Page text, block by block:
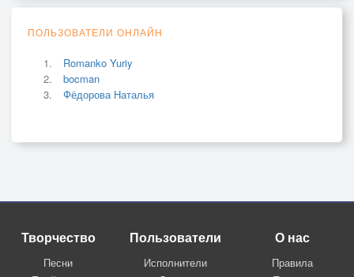
ПОЛЬЗОВАТЕЛИ ОНЛАЙН
Romanko Yuriy
bocman
Фёдорова Наталья
Творчество
Песни
Пользователи
Исполнители
О нас
Правила